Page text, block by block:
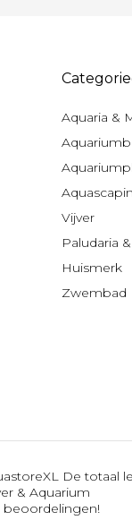
Aquaria &
Vijver
Paludaria
Huismerk
Zwembad
De totaal
& Aquarium
beoordelingen!